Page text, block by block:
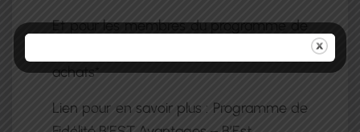
Et pour les membres du programme de
achats*
Lien pour en savoir plus : Programme de